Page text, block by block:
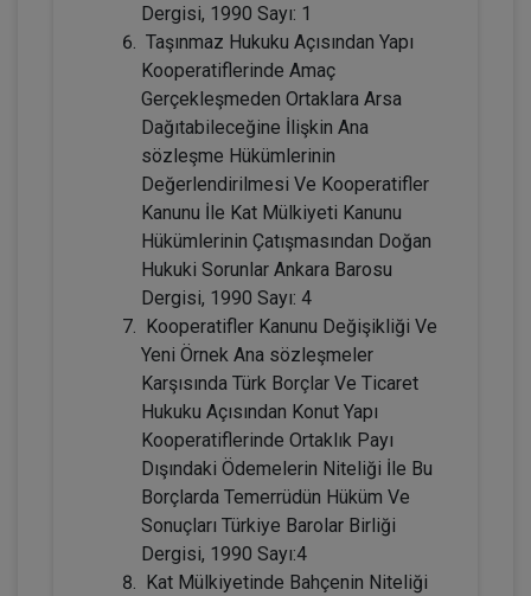
IV. Medeni Hukuk Kongresi - Tüm
Oturumlar (11 Oturum)
2160
Sepete Ekle
Tüketici Hukuku Enstitüsü
Dergisi, 1990 Sayı: 1
Taşınmaz Hukuku Açısından Yapı
Kooperatiflerinde Amaç
Gerçekleşmeden Ortaklara Arsa
Dağıtabileceğine İlişkin Ana
sözleşme Hükümlerinin
Değerlendirilmesi Ve Kooperatifler
Kanunu İle Kat Mülkiyeti Kanunu
Hükümlerinin Çatışmasından Doğan
Hukuki Sorunlar Ankara Barosu
Dergisi, 1990 Sayı: 4
Kooperatifler Kanunu Değişikliği Ve
Yeni Örnek Ana sözleşmeler
Karşısında Türk Borçlar Ve Ticaret
Hukuku Açısından Konut Yapı
Kooperatiflerinde Ortaklık Payı
Dışındaki Ödemelerin Niteliği İle Bu
Borçlarda Temerrüdün Hüküm Ve
Sonuçları Türkiye Barolar Birliği
Dergisi, 1990 Sayı:4
Kat Mülkiyetinde Bahçenin Niteliği